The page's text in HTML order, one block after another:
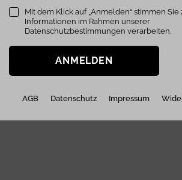
Mit dem Klick auf „Anmelden“ stimmen Sie
Informationen im Rahmen unserer
Datenschutzbestimmungen verarbeiten.
ANMELDEN
AGB Datenschutz Impressum